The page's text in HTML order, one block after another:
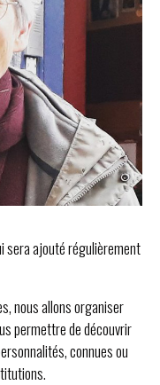
sera ajouté régulièrement
nous allons organiser
permettre de découvrir
connues ou